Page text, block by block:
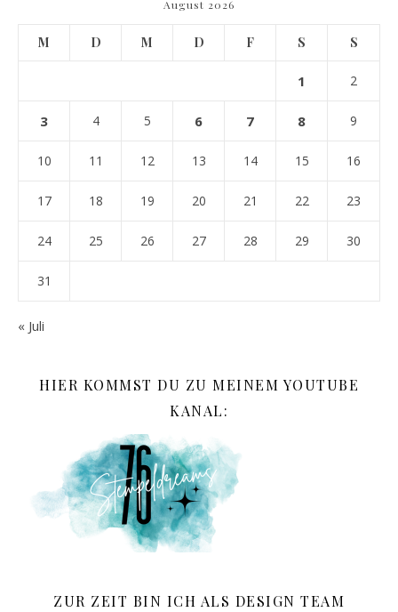
August 2026
M D M D F S S
1 2
3 4 5 6 7 8 9
10 11 12 13 14 15 16
17 18 19 20 21 22 23
24 25 26 27 28 29 30
31
« Juli
HIER KOMMST DU ZU MEINEM YOUTUBE
KANAL:
ZUR ZEIT BIN ICH ALS DESIGN TEAM